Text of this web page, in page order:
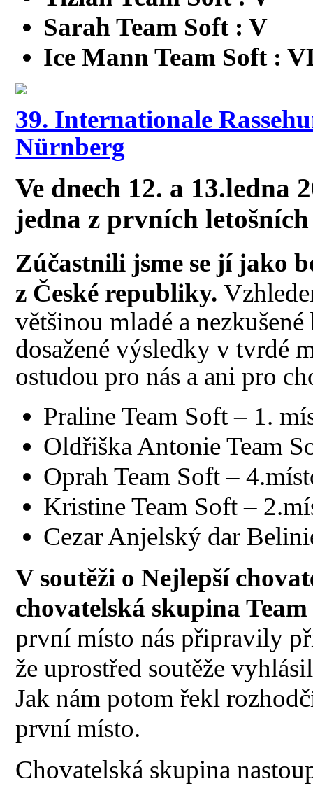
Sarah Team Soft : V
Ice Mann Team Soft :
39. Internationale
Nürnberg
Ve dnech 12. a 13.ledna
jedna z prvních
Zúčastnili jsme se jí jako
z České republiky.
většinou mladé a
dosažené výsledky v tvrdé
ostudou pro nás a ani pro
Praline Team Soft – 1.
Oldřiška Antonie Team
Oprah Team Soft –
Kristine Team Soft –
Cezar Anjelský dar
V soutěži o Nejlepší
chovatelská skupina
první místo nás připravily
že uprostřed soutěže
Jak nám potom řekl
první místo.
Chovatelská skupina